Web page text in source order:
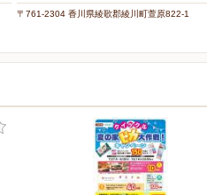
〒761-2304 香川県綾歌郡綾川町萱原822-1